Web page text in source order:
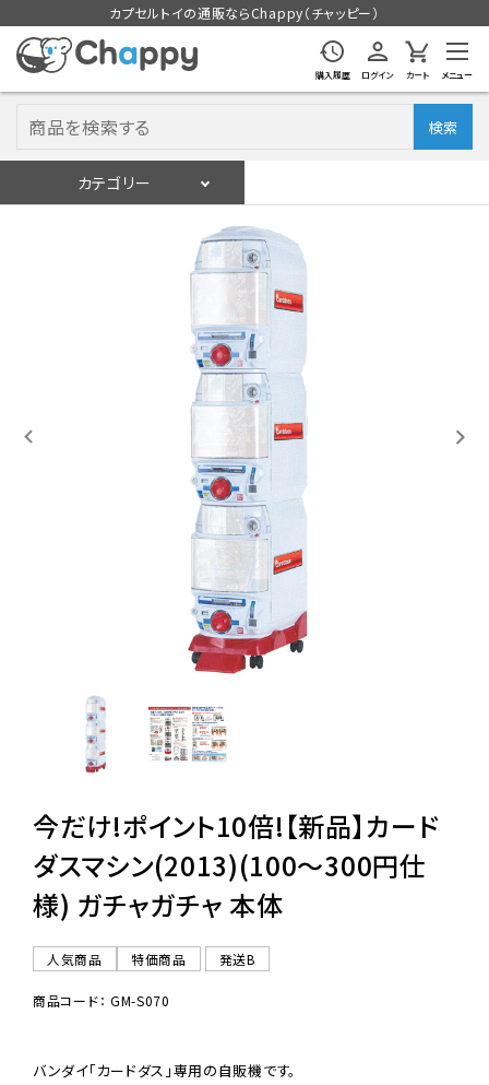
カプセルトイの通販ならChappy（チャッピー）
購入履歴 ログイン カート メニュー
検索
カテゴリー
会員登録
入荷スケジュールをチェック
カプセルトイマシン本体
販促用空カプセル
販促用カプセルトイ
よくあるご質問
06-6282-7659
今だけ!ポイント10倍!【新品】カード
ダスマシン(2013)(100〜300円仕
様) ガチャガチャ 本体
人気商品 特価商品 発送B
商品コード： GM-S070
バンダイ「カードダス」専用の自販機です。